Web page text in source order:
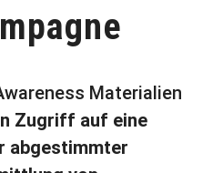
Materialien
Zugriff auf eine
abgestimmter